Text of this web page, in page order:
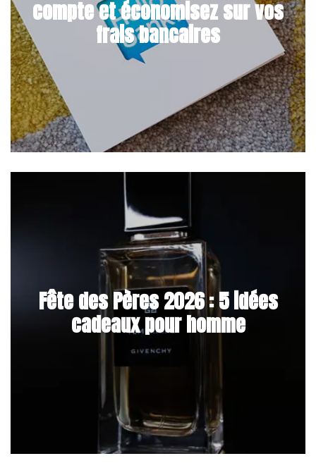
compte et économisez sur vos
frais bancaires
Fête des Pères 2026 : 5 idées
cadeaux pour homme